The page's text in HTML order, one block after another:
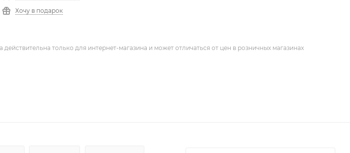
Хочу в подарок
действительна только для интернет-магазина и может отличаться от цен в розничных магазинах